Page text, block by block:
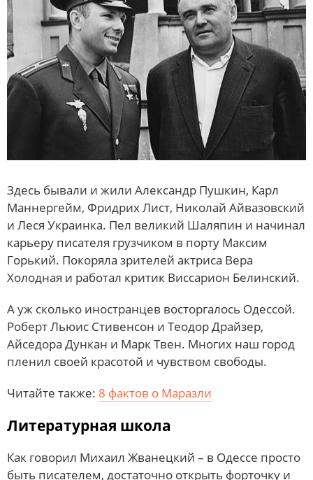
Здесь бывали и жили Александр Пушкин, Карл
Маннергейм, Фридрих Лист, Николай Айвазовский
и Леся Украинка. Пел великий Шаляпин и начинал
карьеру писателя грузчиком в порту Максим
Горький. Покоряла зрителей актриса Вера
Холодная и работал критик Виссарион Белинский.
А уж сколько иностранцев восторгалось Одессой.
Роберт Льюис Стивенсон и Теодор Драйзер,
Айседора Дункан и Марк Твен. Многих наш город
пленил своей красотой и чувством свободы.
Читайте также: 8 фактов о Маразли
Литературная школа
Как говорил Михаил Жванецкий – в Одессе просто
быть писателем, достаточно открыть форточку и